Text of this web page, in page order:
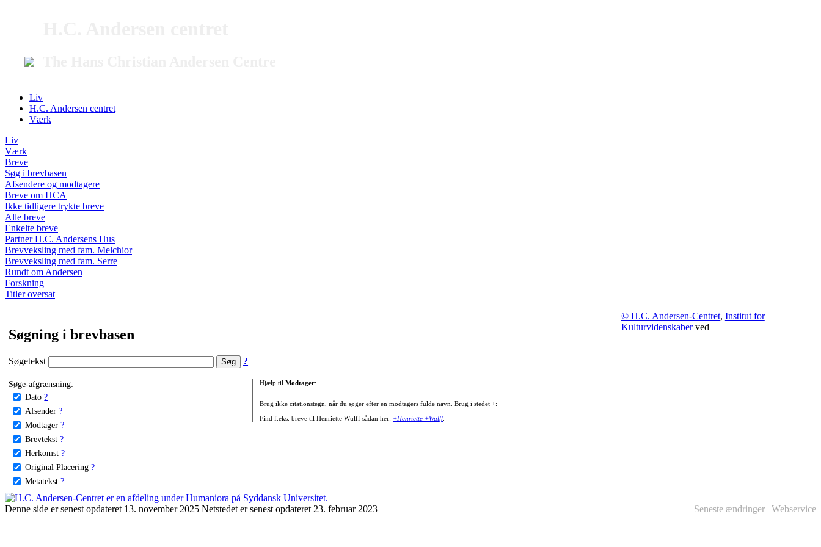
Liv
H.C. Andersen centret
Værk
Liv
Værk
Breve
Søg i brevbasen
Afsendere og modtagere
Breve om HCA
Ikke tidligere trykte breve
Alle breve
Enkelte breve
Partner H.C. Andersens Hus
Brevveksling med fam. Melchior
Brevveksling med fam. Serre
Rundt om Andersen
Forskning
Titler oversat
Søgning i brevbasen
Søgetekst ?
Søge-afgrænsning:
Dato ?
Afsender ?
Modtager ?
Brevtekst ?
Herkomst ?
Original Placering ?
Metatekst ?
Hjælp til Modtager:
Brug ikke citationstegn, når du søger efter en modtagers fulde navn. Brug i stedet +:
Find f.eks. breve til Henriette Wulff sådan her: +Henriette +Wulff.
© H.C. Andersen-Centret, Institut for
Kulturvidenskaberved
Denne side er senest opdateret 13. november 2025 Netstedet er senest opdateret 23. februar 2023 Seneste ændringer | Webservice